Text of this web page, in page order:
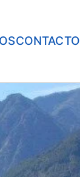
CONTACTO